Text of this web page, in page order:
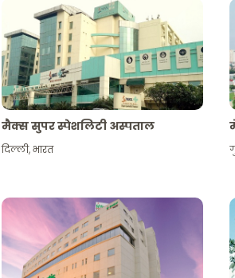
मैक्स सुपर स्पेशलिटी अस्पताल
दिल्ली,भारत